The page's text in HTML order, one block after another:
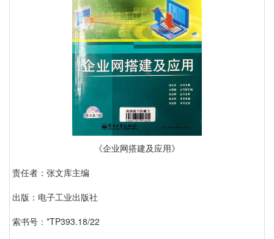
《企业网搭建及应用》
责任者：张文库主编
出版：电子工业出版社
索书号：*TP393.18/22